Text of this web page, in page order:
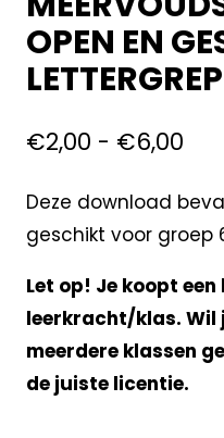
OPEN EN
€2,00 - €6,00
Deze download
geschikt voor groep
Let op! Je koopt
leerkracht/klas. Wil
meerdere klassen
de juiste licentie.